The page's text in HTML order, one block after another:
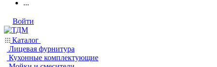
...
Войти
Каталог
Лицевая фурнитура
Кухонные комплектующие